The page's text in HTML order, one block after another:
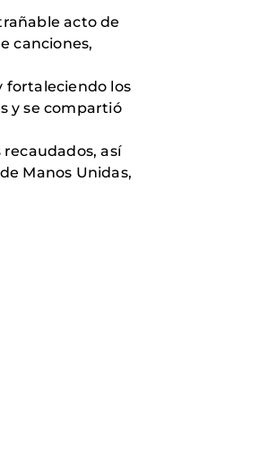
acto de
canciones,
fortaleciendo los
y se compartió
así
Manos Unidas,